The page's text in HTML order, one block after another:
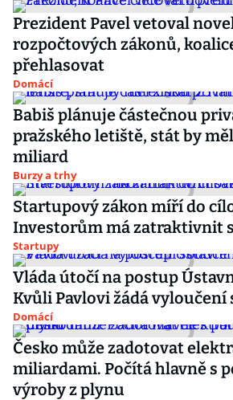
Prezident Pavel vetoval
rozpočtových zákonů,
přehlasovat
Domácí
Babiš plánuje částečnou
pražského letiště, stát by
miliard
Burzy a trhy
Startupový zákon míří do
Investorům má zatraktivnit
Startupy
Vláda útočí na postup
Kvůli Pavlovi žádá vyloučení
Domácí
Česko může zadotovat
miliardami. Počítá hlavně s
výroby z plynu